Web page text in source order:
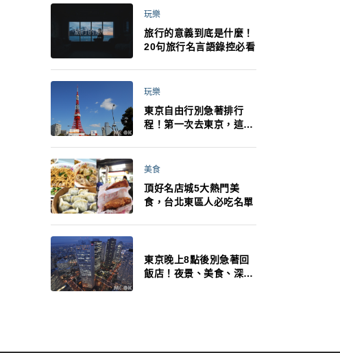
玩樂
旅行的意義到底是什麼！
20句旅行名言語錄控必看
玩樂
東京自由行別急著排行
程！第一次去東京，這10
美食
頂好名店城5大熱門美
食，台北東區人必吃名單
東京晚上8點後別急著回
飯店！夜景、美食、深夜